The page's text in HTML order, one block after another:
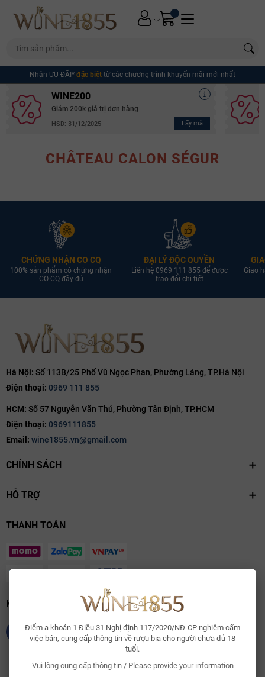
Điểm a khoản 1 Điều 31 Nghị định 117/2020/NĐ-CP nghiêm cấm
việc bán, cung cấp thông tin về rượu bia cho người chưa đủ 18
tuổi.
Vui lòng cung cấp thông tin / Please provide your information
Nhận ƯU ĐÃI* đặc biệt từ các chương trình khuyến mãi mới nhất
WINE200
Giảm 200k giá trị đơn hàng
HSD: 31/12/2025 Lấy mã
Mã giảm giá:
Ngày hết hạn:
Điều kiện:
CHÂTEAU CALON SÉGUR
CHỨNG NHẬN CO CQ
100% sản phẩm có chứng nhận
CO CQ đầy đủ
ĐẠI LÝ ĐỘC QUYỀN
Liên hệ 0969 111 855 để được
trao đổi chi tiết
Giao
Hà Nội: Số 113B/25 Phố Vũ Ngọc Phan, Phường Láng, TP.Hà Nội
Điện thoại: 0969 111 855
HCM: Số 57 Nguyễn Văn Thủ, Phường Tân Định, TP.HCM
Điện thoại: 0969111855
Email: wine1855.vn@gmail.com
CHÍNH SÁCH
HỖ TRỢ
THANH TOÁN
KẾT NỐI CHÚNG TÔI